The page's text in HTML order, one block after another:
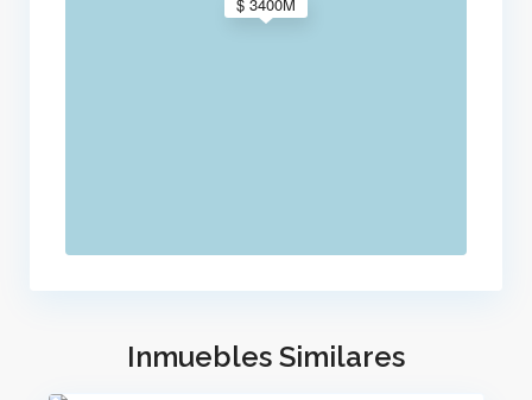
Inmuebles Similares